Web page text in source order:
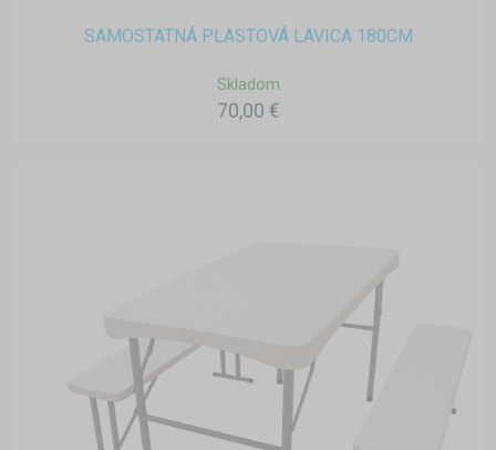
SAMOSTATNÁ PLASTOVÁ LAVICA 180CM
Skladom
70,00 €